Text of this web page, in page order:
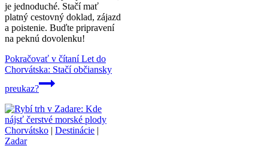
je jednoduché. Stačí mať
platný cestovný doklad, zájazd
a poistenie. Buďte pripravení
na peknú dovolenku!
Pokračovať v čítaníLet do
Chorvátska: Stačí občiansky
preukaz?
Chorvátsko | Destinácie |
Zadar